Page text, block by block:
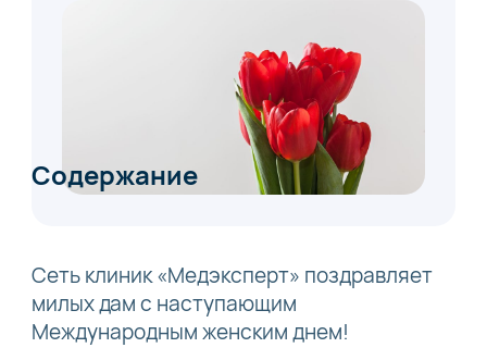
Содержание
Сеть клиник «Медэксперт» поздравляет
милых дам с наступающим
Международным женским днем!